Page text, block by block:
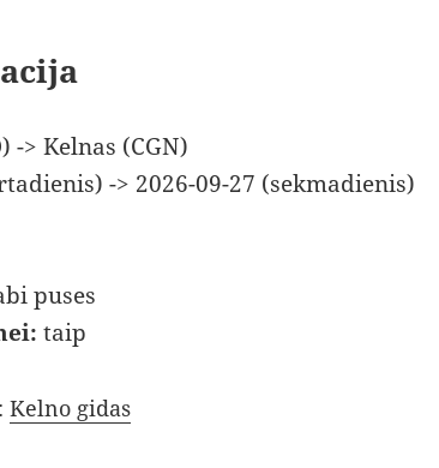
-> Kelnas (CGN)
-> 2026-09-27 (sekmadienis)
puses
taip
Kelno gidas